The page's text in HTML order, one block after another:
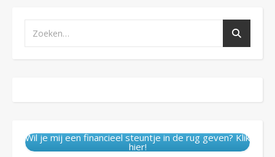
Wil je mij een financieel steuntje in de rug geven? Klik
hier!